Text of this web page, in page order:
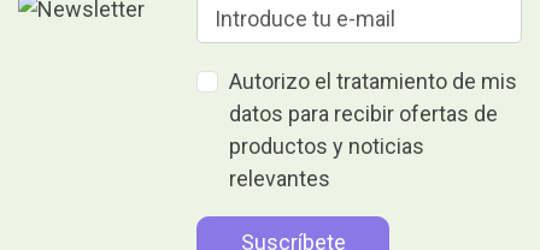
Autorizo el tratamiento de mis
datos para recibir ofertas de
productos y noticias
relevantes